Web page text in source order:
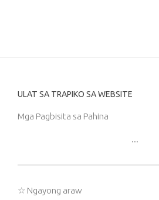
ULAT SA TRAPIKO SA WEBSITE
Mga Pagbisita sa Pahina
...
☆ Ngayong araw